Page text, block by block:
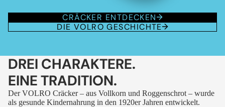
CRÄCKER ENTDECKEN
DIE VOLRO GESCHICHTE
DREI CHARAKTERE.
EINE TRADITION.
Der VOLRO Cräcker – aus Vollkorn und Roggenschrot – wurde
als gesunde Kindernahrung in den 1920er Jahren entwickelt.